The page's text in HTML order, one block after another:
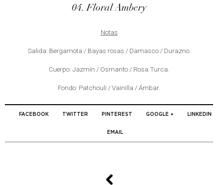
04. Floral Ambery
Notas
Salida: Bergamota / Bayas rosas / Damasco / Durazno.
Cuerpo: Jazmín / Osmanto / Rosa Turca.
Fondo: Patchouli / Vainilla / Ámbar.
FACEBOOK TWITTER PINTEREST GOOGLE + LINKEDIN
EMAIL